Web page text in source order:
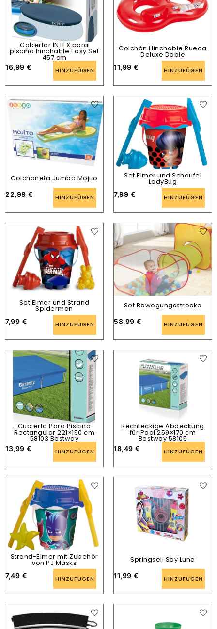
Cobertor INTEX para
piscina hinchable Easy Set
457 cm
16,99 € HINZUFÜGEN
Colchón Hinchable Rueda
Deluxe Doble
11,99 € HINZUFÜGEN
Colchoneta Jumbo Mojito
22,99 € HINZUFÜGEN
Set Eimer und Schaufel
LadyBug
7,99 € HINZUFÜGEN
Set Eimer und Strand
Spiderman
7,99 € HINZUFÜGEN
Set Bewegungsstrecke
58,99 € HINZUFÜGEN
Cubierta Para Piscina
Rectangular 221×150 cm
58103 Bestway
13,99 € HINZUFÜGEN
Rechteckige Abdeckung
für Pool 259×170 cm
Bestway 58105
18,49 € HINZUFÜGEN
Strand-Eimer mit Zubehör
von PJ Masks
7,49 € HINZUFÜGEN
Springseil Soy Luna
11,99 € HINZUFÜGEN